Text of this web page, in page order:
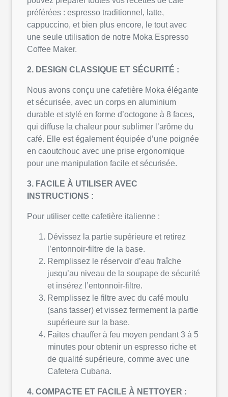
préférées : espresso traditionnel, latte,
cappuccino, et bien plus encore, le tout avec
une seule utilisation de notre Moka Espresso
Coffee Maker.
2. DESIGN CLASSIQUE ET SÉCURITÉ :
Nous avons conçu une cafetière Moka élégante
et sécurisée, avec un corps en aluminium
durable et stylé en forme d’octogone à 8 faces,
qui diffuse la chaleur pour sublimer l’arôme du
café. Elle est également équipée d’une poignée
en caoutchouc avec une prise ergonomique
pour une manipulation facile et sécurisée.
3. FACILE À UTILISER AVEC
INSTRUCTIONS :
Pour utiliser cette cafetière italienne :
Dévissez la partie supérieure et retirez
l’entonnoir-filtre de la base.
Remplissez le réservoir d’eau fraîche
jusqu’au niveau de la soupape de sécurité
et insérez l’entonnoir-filtre.
Remplissez le filtre avec du café moulu
(sans tasser) et vissez fermement la partie
supérieure sur la base.
Faites chauffer à feu moyen pendant 3 à 5
minutes pour obtenir un espresso riche et
de qualité supérieure, comme avec une
Cafetera Cubana.
4. COMPACTE ET FACILE À NETTOYER :